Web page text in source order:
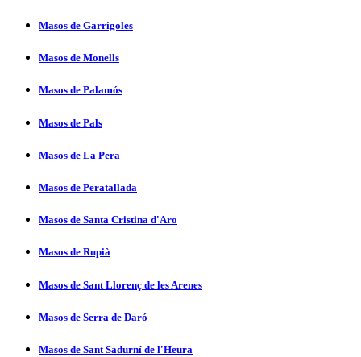
Masos de Garrigoles
Masos de Monells
Masos de Palamós
Masos de Pals
Masos de La Pera
Masos de Peratallada
Masos de Santa Cristina d'Aro
Masos de Rupià
Masos de Sant Llorenç de les Arenes
Masos de Serra de Daró
Masos de Sant Sadurní­ de l'Heura